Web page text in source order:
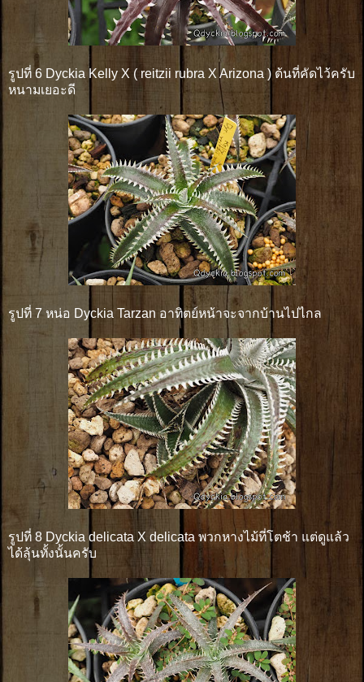
รูปที่ 6 Dyckia Kelly X ( reitzii rubra X Arizona ) ต้นที่คัดไว้ครับ
หนามเยอะดี
รูปที่ 7 หน่อ Dyckia Tarzan อาทิตย์หน้าจะจากบ้านไปไกล
รูปที่ 8 Dyckia delicata X delicata พวกหางไม้ที่โตช้า แต่ดูแล้ว
ได้ลุ้นทั้งนั้นครับ